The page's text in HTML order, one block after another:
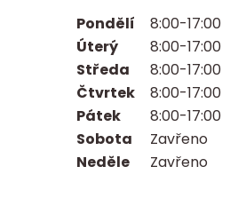
Pondělí
8:00-17:00
Úterý
8:00-17:00
Středa
8:00-17:00
Čtvrtek
8:00-17:00
Pátek
8:00-17:00
Sobota
Zavřeno
Neděle
Zavřeno